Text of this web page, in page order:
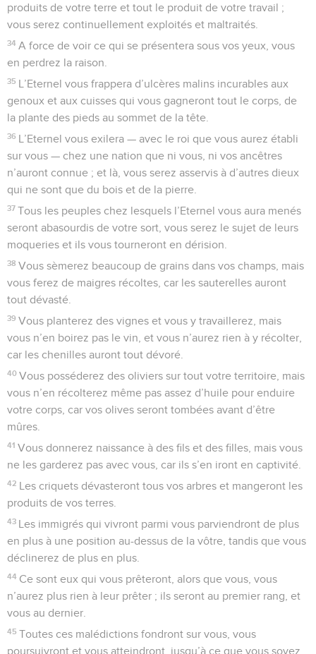
produits de votre terre et tout le produit de votre travail ;
vous serez continuellement exploités et maltraités.
34 A force de voir ce qui se présentera sous vos yeux, vous
en perdrez la raison.
35 L’Eternel vous frappera d’ulcères malins incurables aux
genoux et aux cuisses qui vous gagneront tout le corps, de
la plante des pieds au sommet de la tête.
36 L’Eternel vous exilera — avec le roi que vous aurez établi
sur vous — chez une nation que ni vous, ni vos ancêtres
n’auront connue ; et là, vous serez asservis à d’autres dieux
qui ne sont que du bois et de la pierre.
37 Tous les peuples chez lesquels l’Eternel vous aura menés
seront abasourdis de votre sort, vous serez le sujet de leurs
moqueries et ils vous tourneront en dérision.
38 Vous sèmerez beaucoup de grains dans vos champs, mais
vous ferez de maigres récoltes, car les sauterelles auront
tout dévasté.
39 Vous planterez des vignes et vous y travaillerez, mais
vous n’en boirez pas le vin, et vous n’aurez rien à y récolter,
car les chenilles auront tout dévoré.
40 Vous posséderez des oliviers sur tout votre territoire, mais
vous n’en récolterez même pas assez d’huile pour enduire
votre corps, car vos olives seront tombées avant d’être
mûres.
41 Vous donnerez naissance à des fils et des filles, mais vous
ne les garderez pas avec vous, car ils s’en iront en captivité.
42 Les criquets dévasteront tous vos arbres et mangeront les
produits de vos terres.
43 Les immigrés qui vivront parmi vous parviendront de plus
en plus à une position au-dessus de la vôtre, tandis que vous
déclinerez de plus en plus.
44 Ce sont eux qui vous prêteront, alors que vous, vous
n’aurez plus rien à leur prêter ; ils seront au premier rang, et
vous au dernier.
45 Toutes ces malédictions fondront sur vous, vous
poursuivront et vous atteindront, jusqu’à ce que vous soyez